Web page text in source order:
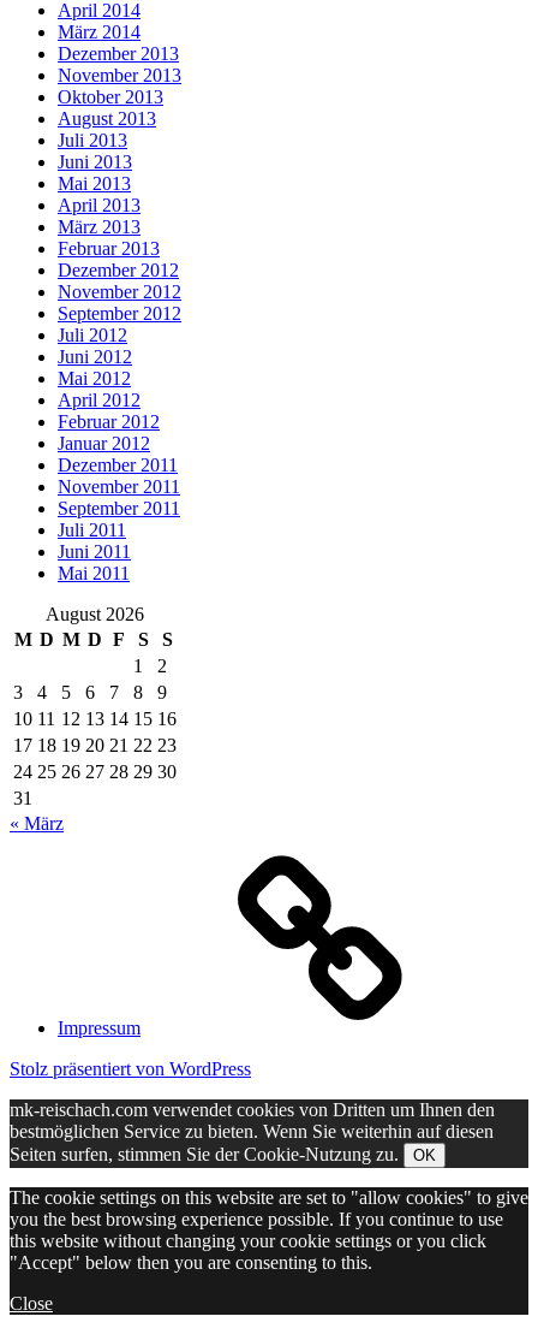
April 2014
März 2014
Dezember 2013
November 2013
Oktober 2013
August 2013
Juli 2013
Juni 2013
Mai 2013
April 2013
März 2013
Februar 2013
Dezember 2012
November 2012
September 2012
Juli 2012
Juni 2012
Mai 2012
April 2012
Februar 2012
Januar 2012
Dezember 2011
November 2011
September 2011
Juli 2011
Juni 2011
Mai 2011
August 2026
M D M D F S
S
1
2
3
4 5 6 7 8
9
10 11 12 13 14 15 16
17 18 19 20 21 22 23
24 25 26 27 28 29 30
31
« März
Impressum
Stolz präsentiert von WordPress
mk-reischach.com verwendet cookies von Dritten um Ihnen den
bestmöglichen Service zu bieten. Wenn Sie weiterhin auf diesen
Seiten surfen, stimmen Sie der Cookie-Nutzung zu.
OK
The cookie settings on this website are set to "allow cookies" to give
you the best browsing experience possible. If you continue to use
this website without changing your cookie settings or you click
"Accept" below then you are consenting to this.
Close